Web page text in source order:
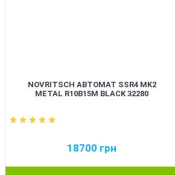
NOVRITSCH АВТОМАТ SSR4 MK2
METAL R10B15M BLACK 32280
18700 грн